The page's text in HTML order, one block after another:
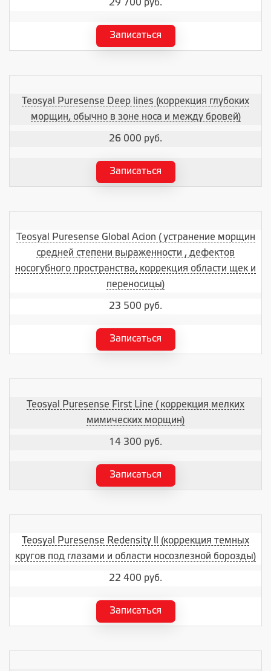
29 700 руб.
Записаться
Teosyal Puresense Deep lines (коррекция глубоких
морщин, обычно в зоне носа и между бровей)
26 000 руб.
Записаться
Teosyal Puresense Global Acion ( устранение морщин
средней степени выраженности , дефектов
носогубного пространства, коррекция области щек и
переносицы)
23 500 руб.
Записаться
Teosyal Puresense First Line ( коррекция мелких
мимических морщин)
14 300 руб.
Записаться
Teosyal Puresense Redensity ll (коррекция темных
кругов под глазами и области носозлезной борозды)
22 400 руб.
Записаться